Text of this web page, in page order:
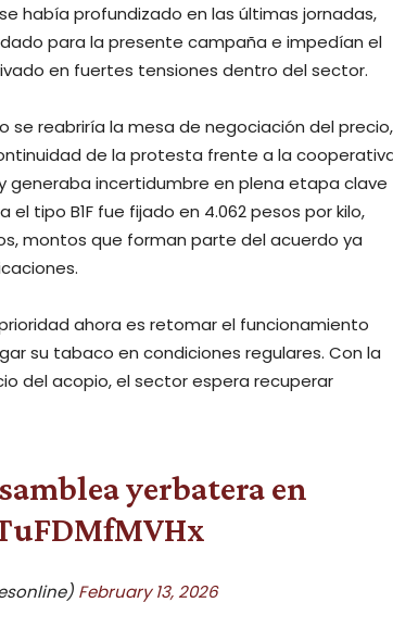
había profundizado en las últimas jornadas,
para la presente campaña e impedían el
en fuertes tensiones dentro del sector.
se reabriría la mesa de negociación del precio,
de la protesta frente a la
incertidumbre en plena etapa clave
tipo B1F fue fijado en 4.062 pesos por kilo,
montos que forman parte del acuerdo ya
ahora es retomar el funcionamiento
su tabaco en condiciones regulares. Con la
del acopio, el sector espera recuperar
yerbatera en
February 13, 2026